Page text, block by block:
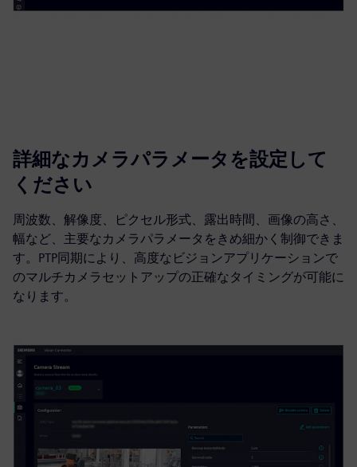
詳細なカメラパラメータを設定して
ください
周波数、解像度、ピクセル形式、露出時間、画像の高さ、
幅など、主要なカメラパラメータをきめ細かく制御できま
す。PTP同期により、高度なビジョンアプリケーションで
のマルチカメラセットアップの正確なタイミングが可能に
なります。